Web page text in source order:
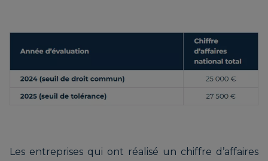
Les entreprises qui ont réalisé un chiffre d’affaires